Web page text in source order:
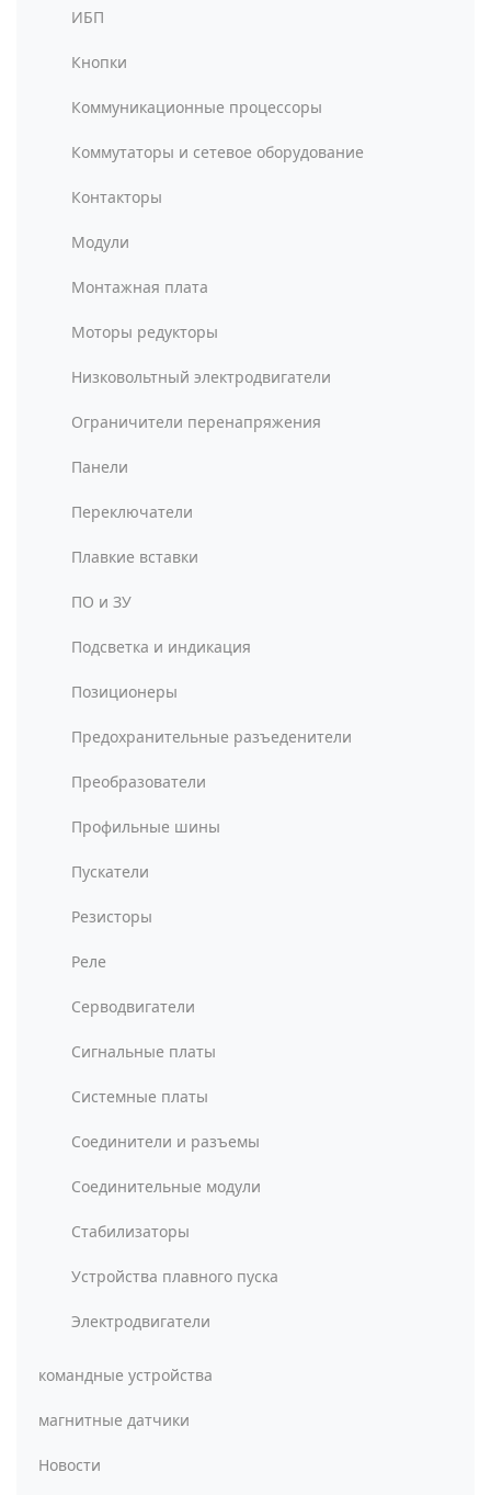
ИБП
Кнопки
Коммуникационные процессоры
Коммутаторы и сетевое оборудование
Контакторы
Модули
Монтажная плата
Моторы редукторы
Низковольтный электродвигатели
Ограничители перенапряжения
Панели
Переключатели
Плавкие вставки
ПО и ЗУ
Подсветка и индикация
Позиционеры
Предохранительные разъеденители
Преобразователи
Профильные шины
Пускатели
Резисторы
Реле
Серводвигатели
Сигнальные платы
Системные платы
Соединители и разъемы
Соединительные модули
Стабилизаторы
Устройства плавного пуска
Электродвигатели
командные устройства
магнитные датчики
Новости